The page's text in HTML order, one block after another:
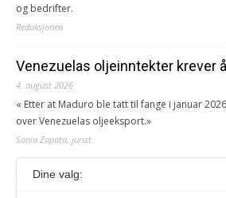
og bedrifter.
Redaksjonen
Venezuelas oljeinntekter krever
4. august 2026
« Etter at Maduro ble tatt til fange i januar
over Venezuelas oljeeksport.»
Sonia Zapata, jurist
117,8 millioner er på flukt, en
Dine valg: